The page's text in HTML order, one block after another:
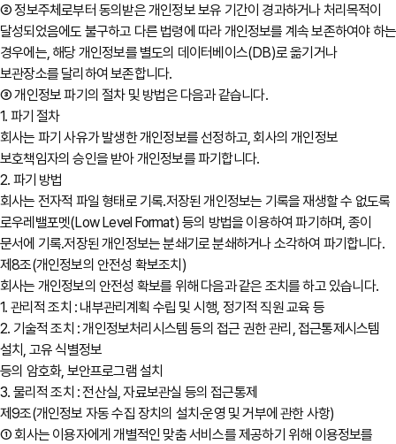
② 정보주체로부터 동의받은 개인정보 보유 기간이 경과하거나 처리목적이
달성되었음에도 불구하고 다른 법령에 따라 개인정보를 계속 보존하여야 하는
경우에는, 해당 개인정보를 별도의 데이터베이스(DB)로 옮기거나
보관장소를 달리하여 보존합니다.
③ 개인정보 파기의 절차 및 방법은 다음과 같습니다.
1. 파기 절차
회사는 파기 사유가 발생한 개인정보를 선정하고, 회사의 개인정보
보호책임자의 승인을 받아 개인정보를 파기합니다.
2. 파기 방법
회사는 전자적 파일 형태로 기록․저장된 개인정보는 기록을 재생할 수 없도록
로우레밸포멧(Low Level Format) 등의 방법을 이용하여 파기하며, 종이
문서에 기록․저장된 개인정보는 분쇄기로 분쇄하거나 소각하여 파기합니다.
제8조(개인정보의 안전성 확보조치)
회사는 개인정보의 안전성 확보를 위해 다음과 같은 조치를 하고 있습니다.
1. 관리적 조치 : 내부관리계획 수립 및 시행, 정기적 직원 교육 등
2. 기술적 조치 : 개인정보처리시스템 등의 접근 권한 관리, 접근통제시스템
설치, 고유 식별정보
등의 암호화, 보안프로그램 설치
3. 물리적 조치 : 전산실, 자료보관실 등의 접근통제
제9조(개인정보 자동 수집 장치의 설치∙운영 및 거부에 관한 사항)
① 회사는 이용자에게 개별적인 맞춤 서비스를 제공하기 위해 이용정보를